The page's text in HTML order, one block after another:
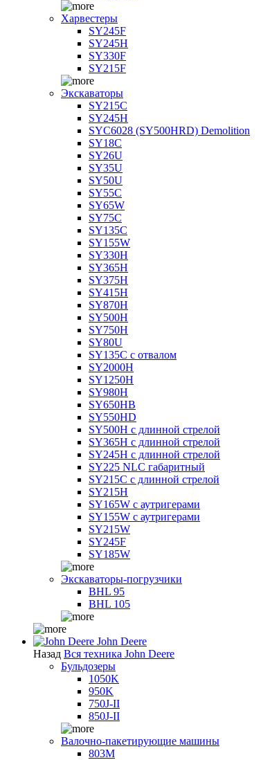
Харвестеры
SY245F
SY245H
SY330F
SY215F
Экскаваторы
SY215C
SY245H
SYC6028 (SY500HRD) Demolition
SY18C
SY26U
SY35U
SY50U
SY55C
SY65W
SY75C
SY135C
SY155W
SY330H
SY365H
SY375H
SY415H
SY870H
SY500H
SY750H
SY80U
SY135C с отвалом
SY2000H
SY1250H
SY980H
SY650HB
SY550HD
SY500H с длинной стрелой
SY365H с длинной стрелой
SY245H с длинной стрелой
SY225 NLC габаритный
SY215C с длинной стрелой
SY215H
SY165W с аутригерами
SY155W с аутригерами
SY215W
SY245F
SY185W
Экскаваторы-погрузчики
BHL 95
BHL 105
John Deere
Назад Вся техника John Deere
Бульдозеры
1050K
950K
750J-II
850J-II
Валочно-пакетирующие машины
803M